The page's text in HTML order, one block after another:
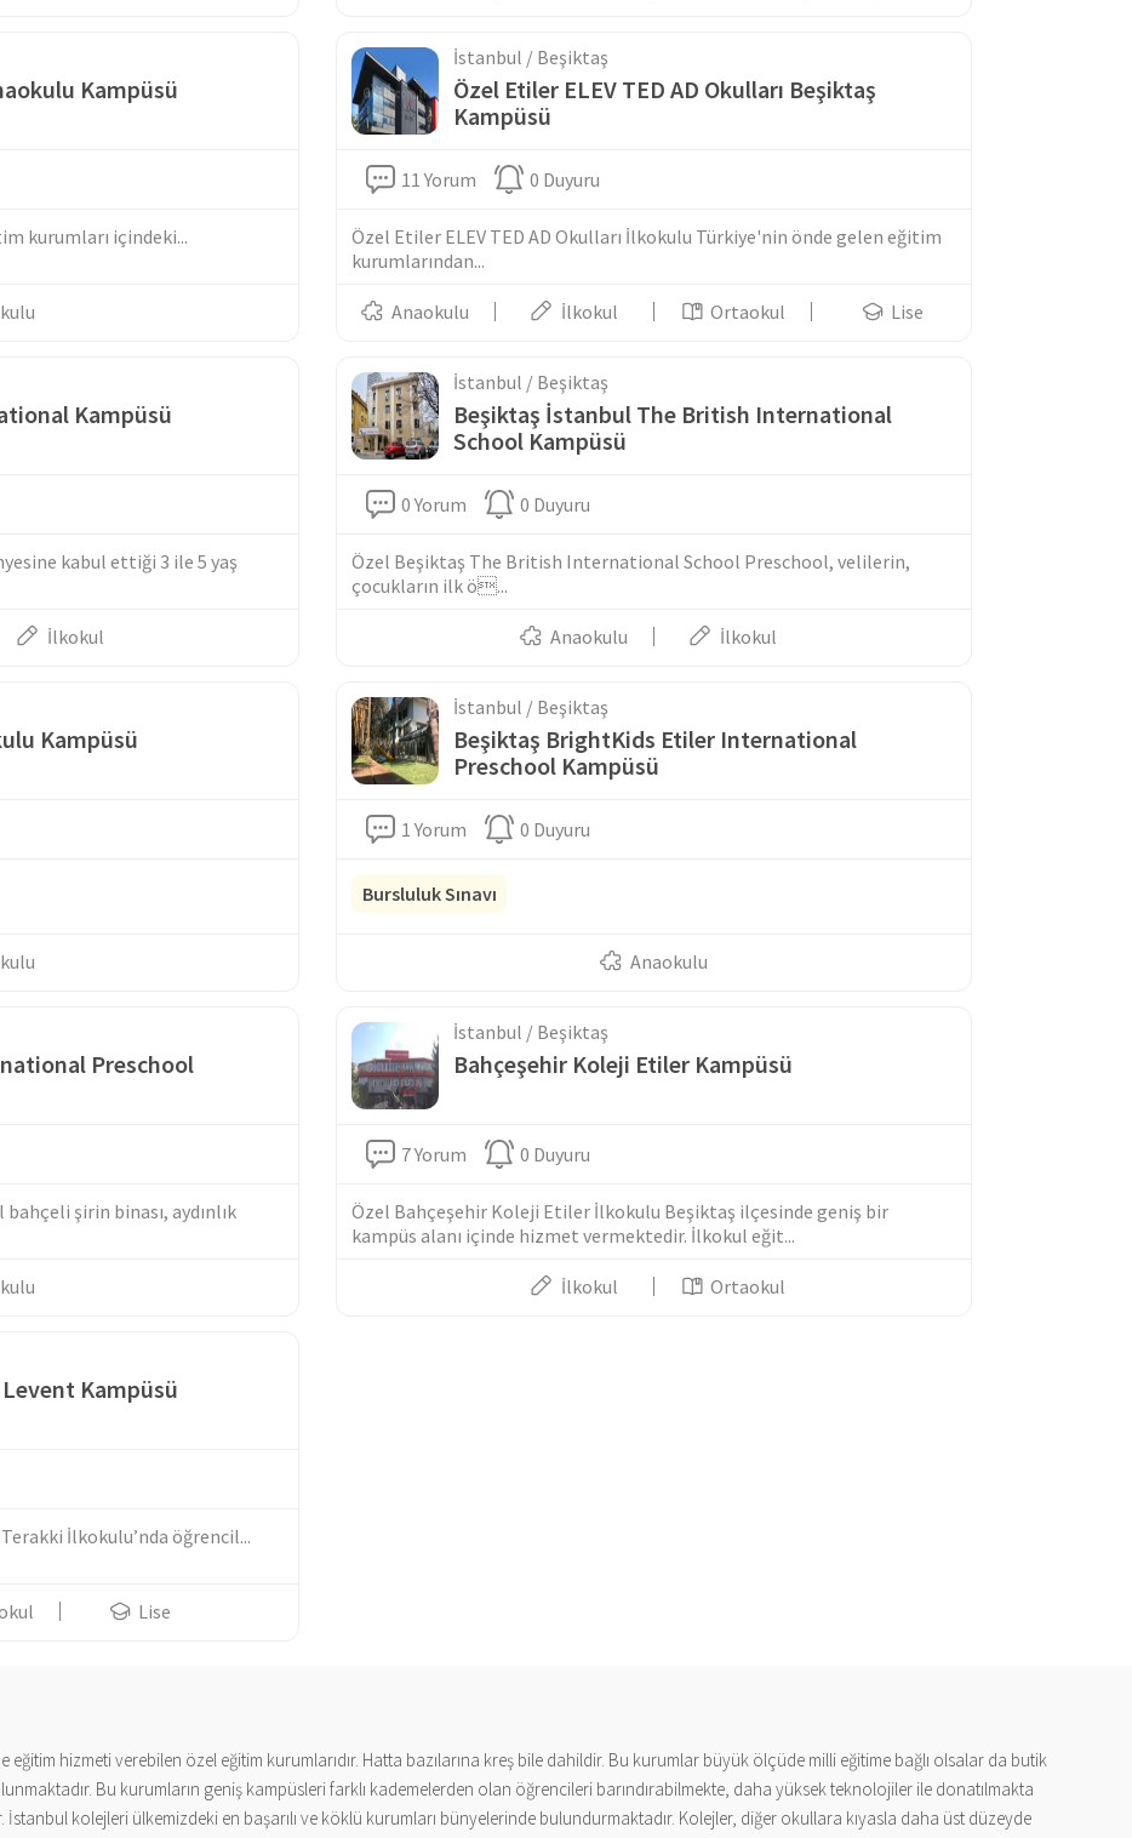
Kampüsü
kurumları içindeki...
İstanbul / Beşiktaş
Özel Etiler ELEV TED AD Okulları Beşiktaş
Kampüsü
11 Yorum 0 Duyuru
Özel Etiler ELEV TED AD Okulları İlkokulu Türkiye'nin önde gelen eğitim
kurumlarından...
Anaokulu İlkokul Ortaokul Lise
Kampüsü
kabul ettiği 3 ile 5 yaş
İlkokul
İstanbul / Beşiktaş
Beşiktaş İstanbul The British International
School Kampüsü
0 Yorum 0 Duyuru
Özel Beşiktaş The British International School Preschool, velilerin,
çocukların ilk ö...
Anaokulu İlkokul
Kampüsü
İstanbul / Beşiktaş
Beşiktaş BrightKids Etiler International
Preschool Kampüsü
1 Yorum 0 Duyuru
Bursluluk Sınavı
Anaokulu
Preschool
şirin binası, aydınlık
İstanbul / Beşiktaş
Bahçeşehir Koleji Etiler Kampüsü
7 Yorum 0 Duyuru
Özel Bahçeşehir Koleji Etiler İlkokulu Beşiktaş ilçesinde geniş bir
kampüs alanı içinde hizmet vermektedir. İlkokul eğit...
İlkokul Ortaokul
Levent Kampüsü
İlkokulu’nda öğrencil...
Lise
hizmeti verebilen özel eğitim kurumlarıdır. Hatta bazılarına kreş bile dahildir. Bu kurumlar büyük ölçüde milli eğitime bağlı olsalar da butik
Bu kurumların geniş kampüsleri farklı kademelerden olan öğrencileri barındırabilmekte, daha yüksek teknolojiler ile donatılmakta
kolejleri ülkemizdeki en başarılı ve köklü kurumları bünyelerinde bulundurmaktadır. Kolejler, diğer okullara kıyasla daha üst düzeyde